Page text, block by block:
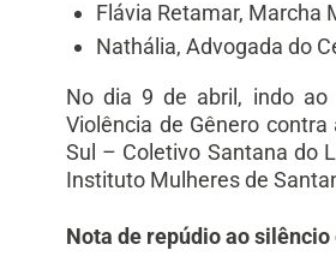
Flávia Retamar, Marcha
Nathália, Advogada do
No dia 9 de abril, indo ao
Violência de Gênero
Sul – Coletivo Santana do
Instituto Mulheres de
Nota de repúdio ao